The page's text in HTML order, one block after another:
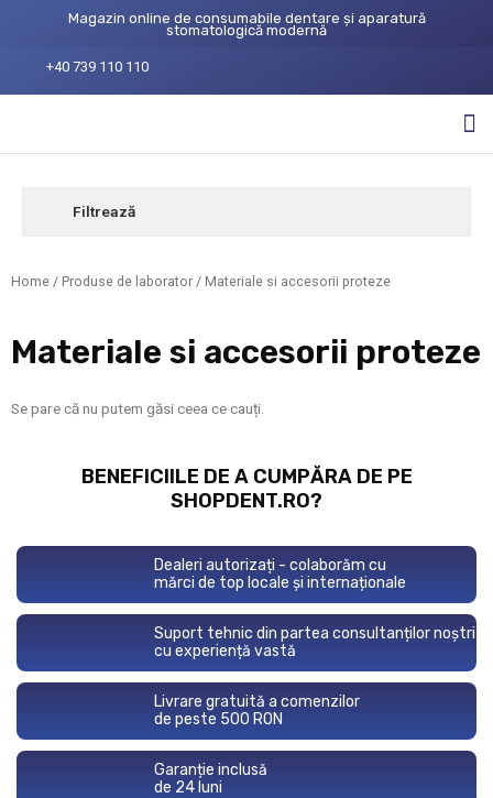
Magazin online de consumabile dentare și aparatură
stomatologică modernă
+40 739 110 110
Filtrează
Home / Produse de laborator / Materiale si accesorii proteze
Materiale si accesorii proteze
Se pare că nu putem găsi ceea ce cauți.
BENEFICIILE DE A CUMPĂRA DE PE
SHOPDENT.RO?
Dealeri autorizați - colaborăm cu
mărci de top locale și internaționale
Suport tehnic din partea consultanților noștri
cu experiență vastă
Livrare gratuită a comenzilor
de peste 500 RON
Garanție inclusă
de 24 luni